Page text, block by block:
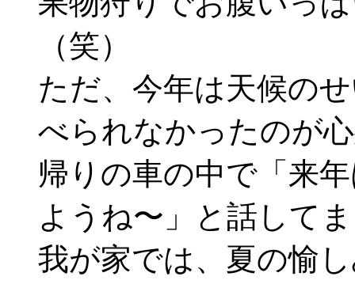
（笑）
ただ、今年は天候の
べられなかったのが
帰りの車の中で「来
ようね〜」と話して
我が家では、夏の愉